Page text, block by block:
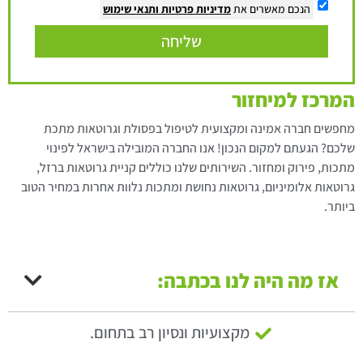
הנכם מאשרים אתמדיניות פרטיות ותנאי שימוש
שליחה
המרכז למיחזור
מחפשים חברה אמינה ומקצועית לטיפול בפסולת וגרוטאות מתכת
שלכם? הגעתם למקום הנכון! אנו החברה המובילה בישראל לפינוי
מתכות, פירוק ומחזור. השירותים שלנו כוללים קניית גרוטאות ברזל,
גרוטאות אלומיניום, גרוטאות נחושת ומתכות נלוות אחרות במחיר הטוב
ביותר.
אז מה היה לנו בכתבה:
מקצועיות ונסיון רב בתחום.